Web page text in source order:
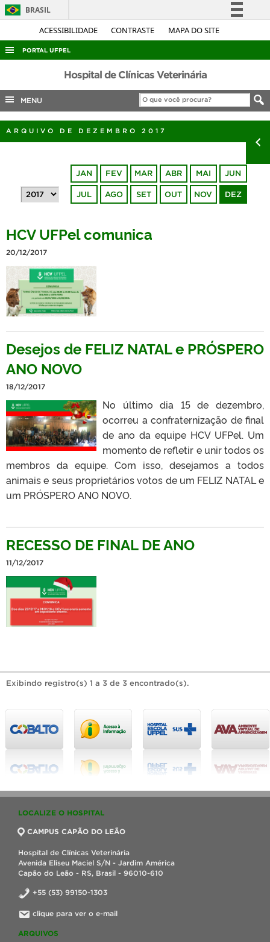
ACESSIBILIDADE CONTRASTE MAPA DO SITE
BRASIL
Simplifique!
Legislação
Canais
PORTAL UFPEL
ACESSO À INFORMAÇÃO
AUDITORIA
COBALTO
CONCURSOS
OUVIDORIA
TELEFONES
Hospital de Clínicas Veterinária
MENU
ARQUIVO DE DEZEMBRO 2017
JAN FEV MAR ABR MAI JUN
JUL AGO SET OUT NOV DEZ
HCV UFPel comunica
20/12/2017
Desejos de FELIZ NATAL e PRÓSPERO
ANO NOVO
18/12/2017
No último dia 15 de dezembro,
ocorreu a confraternização de final
de ano da equipe HCV UFPel. Um
momento de refletir e unir todos os
membros da equipe. Com isso, desejamos a todos
animais e seus proprietários votos de um FELIZ NATAL e
um PRÓSPERO ANO NOVO.
RECESSO DE FINAL DE ANO
11/12/2017
Exibindo registro(s) 1 a 3 de 3 encontrado(s).
LOCALIZE O HOSPITAL
CAMPUS CAPÃO DO LEÃO
Hospital de Clínicas Veterinária
Avenida Eliseu Maciel S/N - Jardim América
Capão do Leão - RS, Brasil - 96010-610
+55 (53) 99150-1303
clique para ver o e-mail
ARQUIVOS